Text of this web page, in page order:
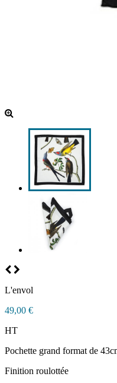
L'envol
49,00 €
HT
Pochette grand format de
Finition roulottée